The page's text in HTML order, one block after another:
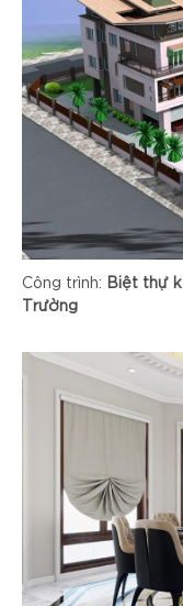
Công trình: Biệt thự
Trường